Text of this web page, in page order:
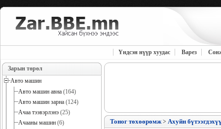
Үндсэн нүүр хуудас Варез
Зарын төрөл
Авто машин
Авто машин авна (164)
Авто машин зарна (124)
Ачаа тээвэрлэнэ (25)
Ачааны машин (6)
Тоног төхөөрөмж> Ахуйн